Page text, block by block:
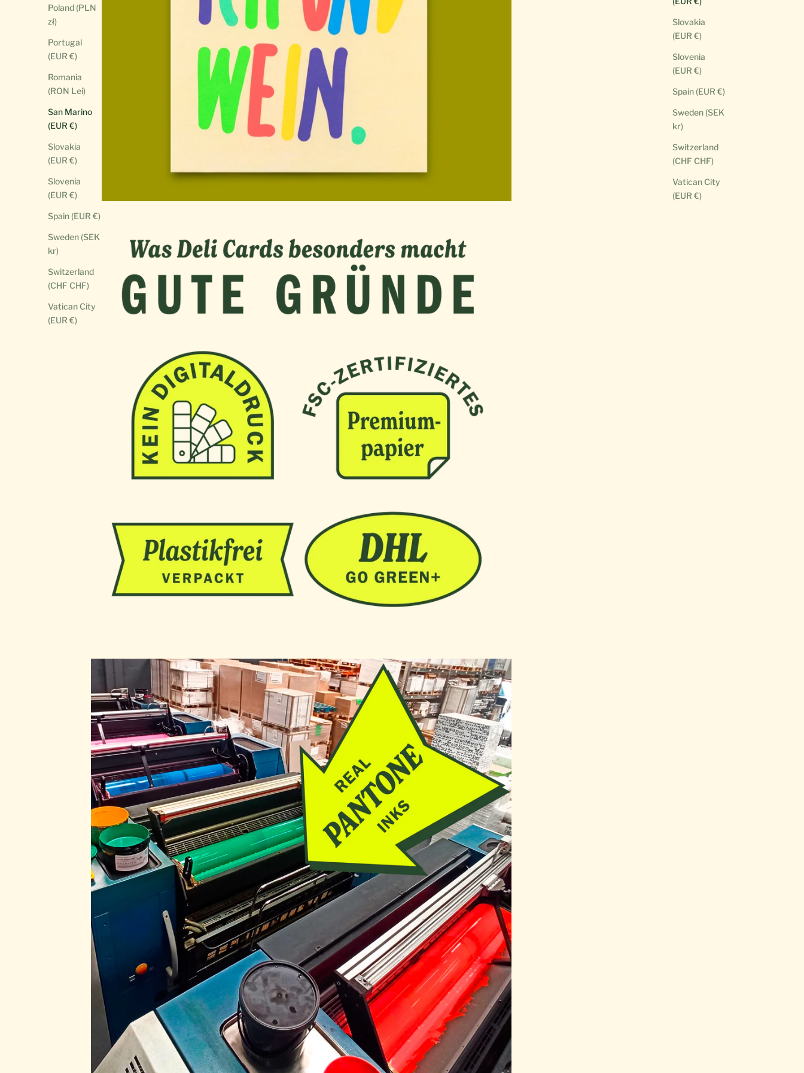
Slovakia
(EUR €)
Slovenia
(EUR €)
Spain (EUR €)
Sweden (SEK
kr)
Switzerland
(CHF CHF)
Vatican City
(EUR €)
Poland (PLN
zł)
Portugal
(EUR €)
Romania
(RON Lei)
San Marino
(EUR €)
Slovakia
(EUR €)
Slovenia
(EUR €)
Spain (EUR €)
Sweden (SEK
kr)
Switzerland
(CHF CHF)
Vatican City
(EUR €)